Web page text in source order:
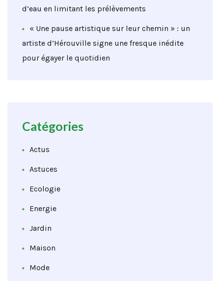
d’eau en limitant les prélèvements
« Une pause artistique sur leur chemin » : un
artiste d’Hérouville signe une fresque inédite
pour égayer le quotidien
Catégories
Actus
Astuces
Ecologie
Energie
Jardin
Maison
Mode